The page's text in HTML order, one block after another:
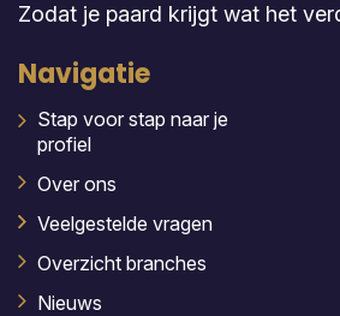
Zodat je paard krijgt wat het
Navigatie
Stap voor stap naar je
profiel
Over ons
Veelgestelde vragen
Overzicht branches
Nieuws